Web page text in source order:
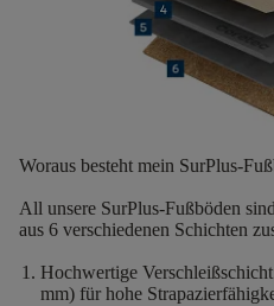
Woraus besteht mein SurPlus-
All unsere SurPlus-Fußböden sind
aus 6 verschiedenen Schichten
Hochwertige
mm) für hohe